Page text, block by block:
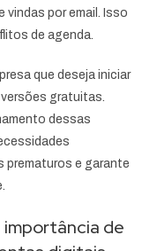
vindas por email. Isso
de agenda.
que deseja iniciar
gratuitas.
dessas
e garante
importância de